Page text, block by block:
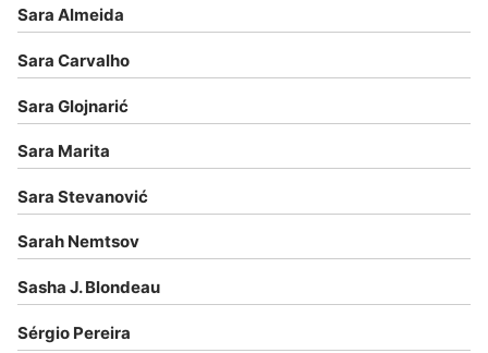
Sara Almeida
Sara Carvalho
Sara Glojnarić
Sara Marita
Sara Stevanović
Sarah Nemtsov
Sasha J. Blondeau
Sérgio Pereira